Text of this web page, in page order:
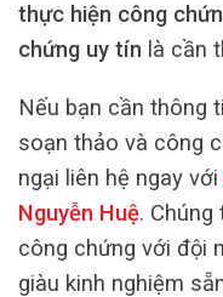
thực hiện công
chứng uy tín là cần
Nếu bạn cần thông
soạn thảo và công
ngại liên hệ ngay với
Nguyễn Huệ.
công chứng với đội
giàu kinh nghiệm